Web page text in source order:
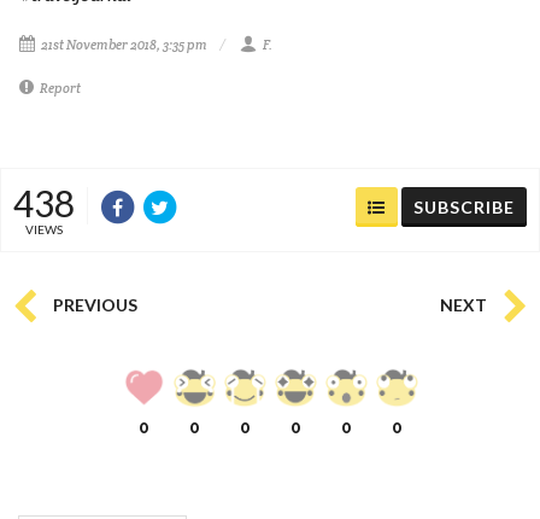
21st November 2018, 3:35 pm F.
Report
438
VIEWS
SUBSCRIBE
PREVIOUS NEXT
0 0 0 0 0 0